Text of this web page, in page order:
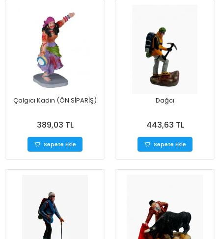
Çalgıcı Kadın (ÖN SİPARİŞ)
389,03 TL
Sepete Ekle
Dağcı
443,63 TL
Sepete Ekle